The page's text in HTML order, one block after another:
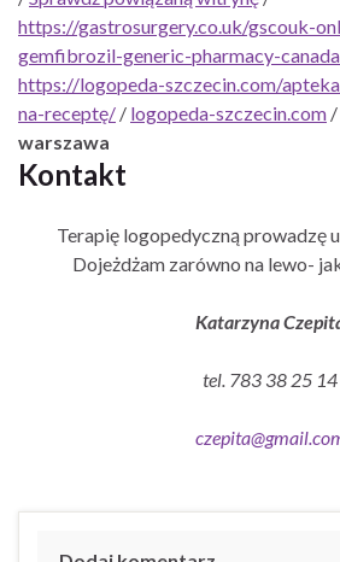
https://gastrosurgery.co.uk/gscouk-
gemfibrozil-generic-pharmacy-
https://logopeda-szczecin.com/
na-receptę/ / logopeda-szczecin.com /
warszawa
Kontakt
Terapię logopedyczną prowadzę
Dojeżdżam zarówno na lewo-
Katarzyna
tel. 783 38 25 14